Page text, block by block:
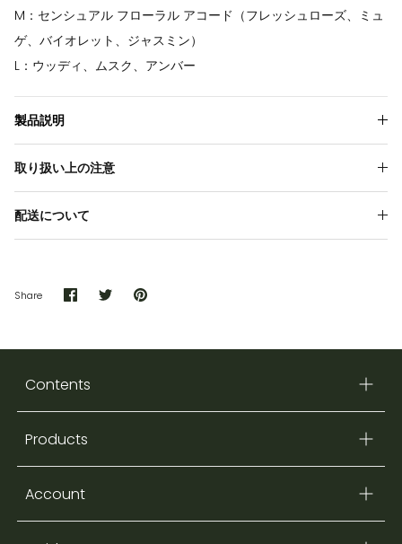
M：センシュアル フローラル アコード（フレッシュローズ、ミュ
ゲ、バイオレット、ジャスミン）
L：ウッディ、ムスク、アンバー
製品説明
取り扱い上の注意
配送について
Share Share
on
SharePin
Contents
Products
Account